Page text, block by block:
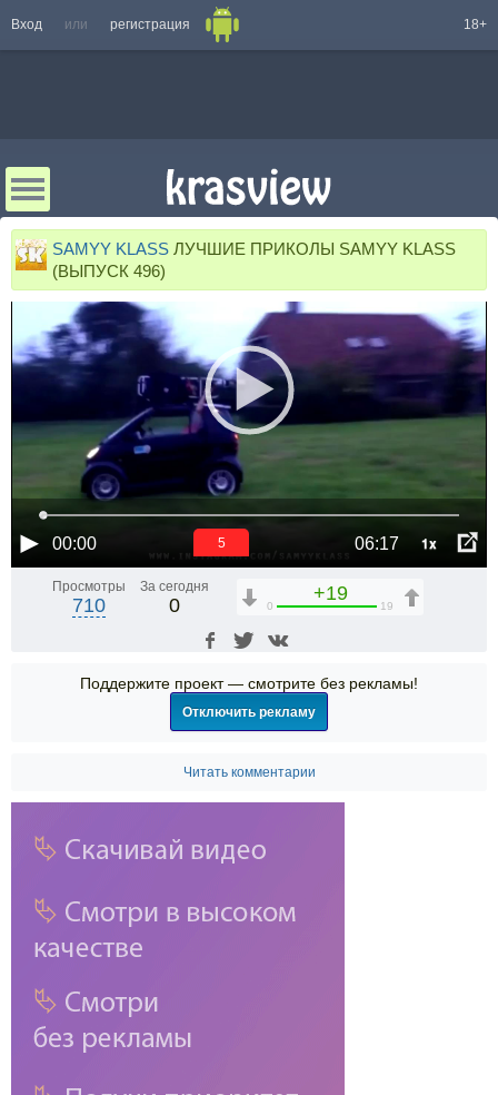
Вход или регистрация 18+
SAMYY KLASS ЛУЧШИЕ ПРИКОЛЫ SAMYY KLASS
(ВЫПУСК 496)
00:00 06:17 1x
5
Просмотры
710
За сегодня
0
+19
0 19
Поддержите проект — смотрите без рекламы!
Отключить рекламу
Читать комментарии